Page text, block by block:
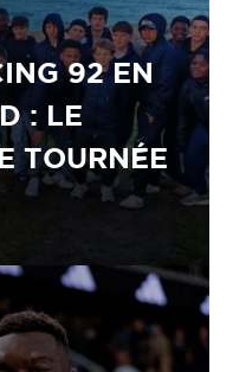
92 EN
: LE
TOURNÉE